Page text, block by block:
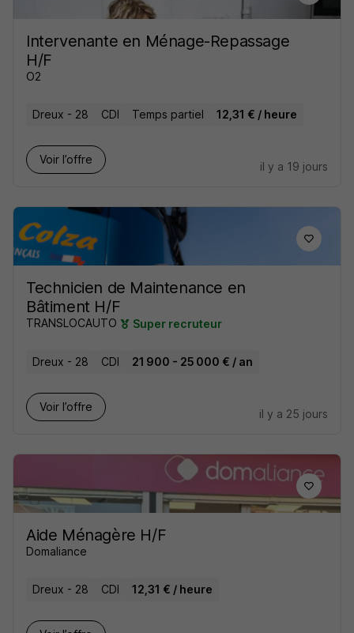
Intervenante en Ménage-Repassage
H/F
O2
Dreux - 28 CDI Temps partiel 12,31 € / heure
Voir l’offre
il y a 19 jours
Technicien de Maintenance en
Bâtiment H/F
TRANSLOCAUTO Super recruteur
Dreux - 28 CDI 21 900 - 25 000 € / an
Voir l’offre
il y a 25 jours
Aide Ménagère H/F
Domaliance
Dreux - 28 CDI 12,31 € / heure